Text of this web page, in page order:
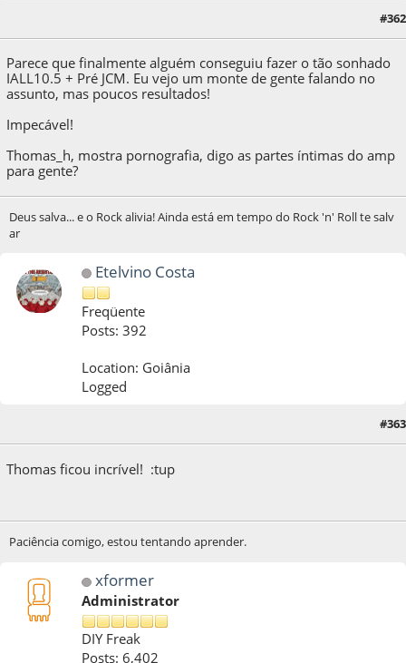
#362
Parece que finalmente alguém conseguiu fazer o tão sonhado
IALL10.5 + Pré JCM. Eu vejo um monte de gente falando no
assunto, mas poucos resultados!
Impecável!
Thomas_h, mostra pornografia, digo as partes íntimas do amp
para gente?
Deus salva... e o Rock alivia! Ainda está em tempo do Rock 'n' Roll te salv
ar
Etelvino Costa
Freqüente
Posts: 392
Location: Goiânia
Logged
#363
Thomas ficou incrível! :tup
Paciência comigo, estou tentando aprender.
xformer
Administrator
DIY Freak
Posts: 6,402